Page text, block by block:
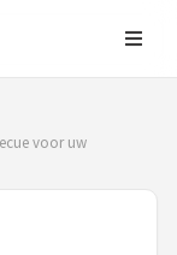
voor uw